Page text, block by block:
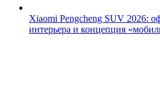
Xiaomi Pengcheng SUV 2026:
интерьера и концепция